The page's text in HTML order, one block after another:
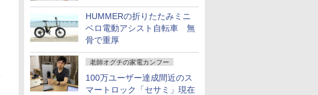
HUMMERの折りたたみミニ
ベロ電動アシスト自転車 無
骨で重厚
老師オグチの家電カンフー
100万ユーザー達成間近のス
マートロック「セサミ」現在